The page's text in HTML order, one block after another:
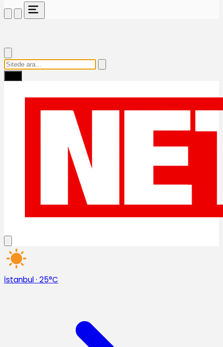
İstanbul· 25°C